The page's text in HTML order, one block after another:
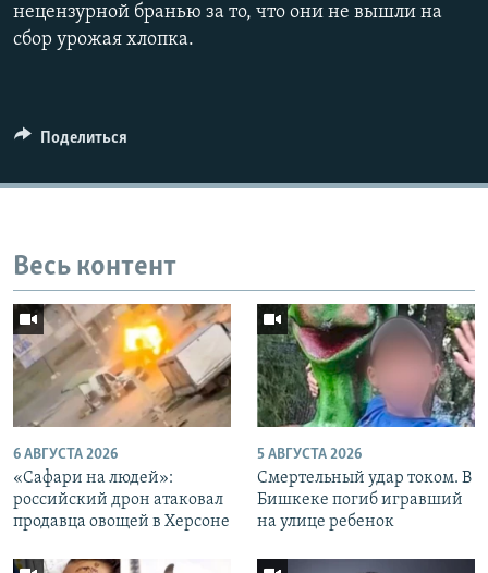
нецензурной бранью за то, что они не вышли на
сбор урожая хлопка.
Поделиться
Весь контент
6 АВГУСТА 2026
«Cафари на людей»:
российский дрон атаковал
продавца овощей в Херсоне
5 АВГУСТА 2026
Смертельный удар током. В
Бишкеке погиб игравший
на улице ребенок